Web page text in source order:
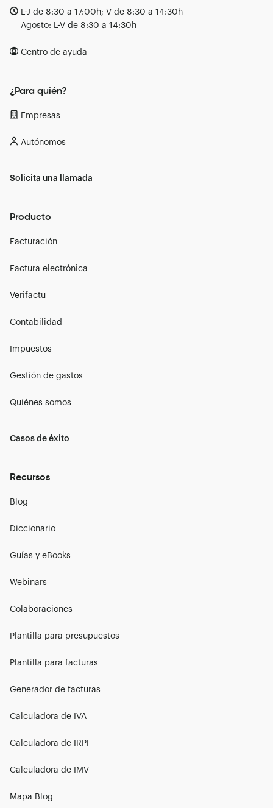
L-J de 8:30 a 17:00h; V de 8:30 a 14:30h
Agosto: L-V de 8:30 a 14:30h
Centro de ayuda
¿Para quién?
Empresas
Autónomos
Solicita una llamada
Producto
Facturación
Factura electrónica
Verifactu
Contabilidad
Impuestos
Gestión de gastos
Quiénes somos
Casos de éxito
Recursos
Blog
Diccionario
Guías y eBooks
Webinars
Colaboraciones
Plantilla para presupuestos
Plantilla para facturas
Generador de facturas
Calculadora de IVA
Calculadora de IRPF
Calculadora de IMV
Mapa Blog